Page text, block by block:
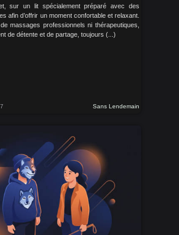
sur un lit spécialement préparé avec des
afin d’offrir un moment confortable et relaxant.
massages professionnels ni thérapeutiques,
de détente et de partage, toujours (...)
Sans Lendemain